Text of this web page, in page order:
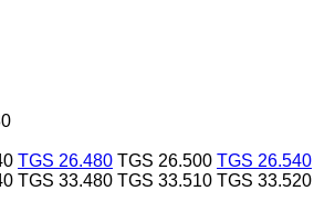
TGS 26.480 TGS 26.500 TGS 26.540
TGS 33.480 TGS 33.510 TGS 33.520